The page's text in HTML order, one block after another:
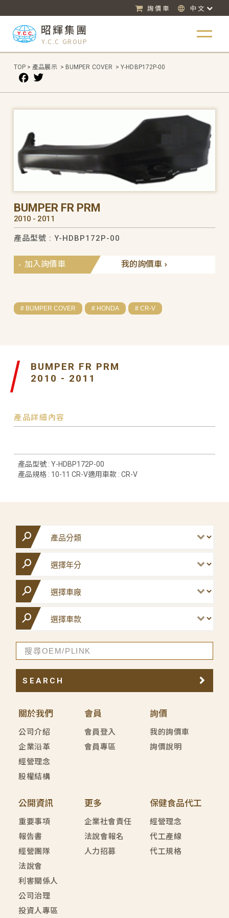
詢價車 中文
昭輝集團
Y.C.C GROUP
TOP > 產品展示 > BUMPER COVER > Y-HDBP172P-00
BUMPER FR PRM
2010 - 2011
產品型號 : Y-HDBP172P-00
我的詢價車
加入詢價車
# BUMPER COVER # HONDA # CR-V
BUMPER FR PRM
2010 - 2011
產品詳細內容
產品型號 : Y-HDBP172P-00
產品規格 : 10-11 CR-V適用車款 : CR-V
關於我們
公司介紹
企業沿革
經營理念
股權結構
會員
會員登入
會員專區
詢價
我的詢價車
詢價說明
公開資訊
重要事項
報告書
經營團隊
法說會
利害關係人
公司治理
投資人專區
更多
企業社會責任
法說會報名
人力招募
保健食品代工
經營理念
代工產線
代工規格
SEARCH